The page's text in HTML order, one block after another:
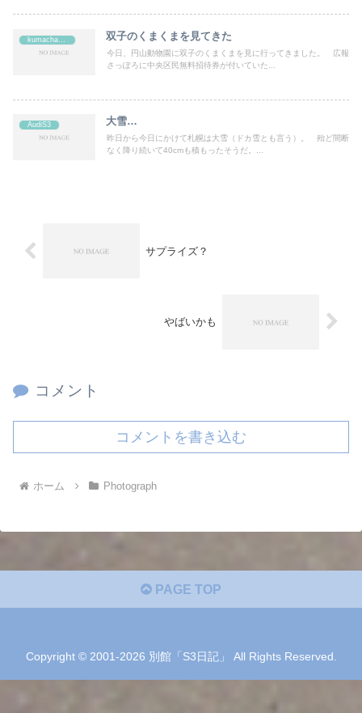
双子のくまくまを見てきた
今日、円山動物園に双子のくまくまを見に行ってきました。 広報
さっぽろに中央区民無料招待券が付いていた...
AudiS3 大雪…
昨日から今日にかけて札幌は大雪（ドカ雪とも言う）。 殆ど間断
なく降り続いて40cmも積もったそうだ。...
サプライズ？
やばいかも
コメント
コメントを書き込む
ホーム Photograph
PAGE TOP
Copyright © 2001-2026 別館「S3日記」 All Rights Reserved.